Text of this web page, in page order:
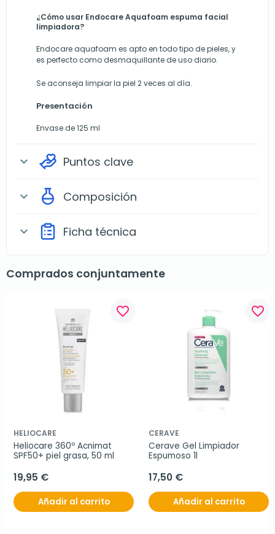
¿Cómo usar Endocare Aquafoam espuma facial
limpiadora?
Endocare aquafoam es apto en todo tipo de pieles, y
es perfecto como desmaquillante de uso diario.
Se aconseja limpiar la piel 2 veces al día.
Presentación
Envase de 125 ml
expand_more Puntos clave
expand_more Composición
expand_more Ficha técnica
Comprados conjuntamente
favorite_border
HELIOCARE
Heliocare 360º Acnimat
SPF50+ piel grasa, 50 ml
19,95 €
Añadir al carrito
favorite_border
CERAVE
Cerave Gel Limpiador
Espumoso 1l
17,50 €
Añadir al carrito